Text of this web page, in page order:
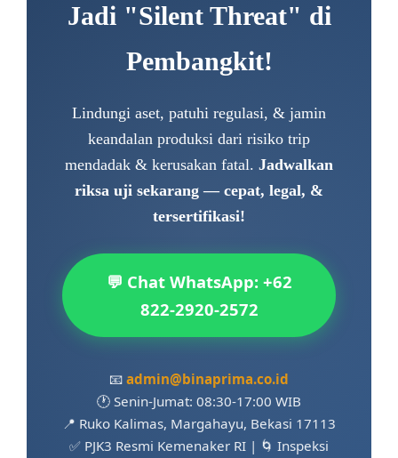
Jadi "Silent Threat" di
Pembangkit!
Lindungi aset, patuhi regulasi, & jamin
keandalan produksi dari risiko trip
mendadak & kerusakan fatal. Jadwalkan
riksa uji sekarang — cepat, legal, &
tersertifikasi!
💬 Chat WhatsApp: +62
822-2920-2572
📧 admin@binaprima.co.id
🕐 Senin-Jumat: 08:30-17:00 WIB
📍 Ruko Kalimas, Margahayu, Bekasi 17113
✅ PJK3 Resmi Kemenaker RI | 🌀 Inspeksi